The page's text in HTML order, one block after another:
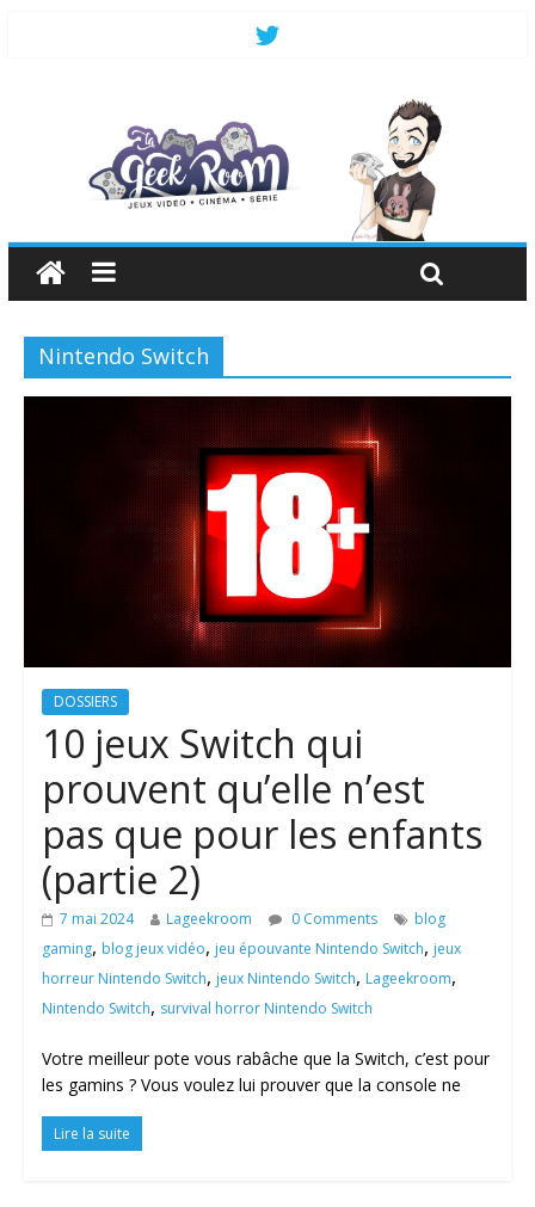
Nintendo Switch
DOSSIERS
10 jeux Switch qui
prouvent qu’elle n’est
pas que pour les enfants
(partie 2)
7 mai 2024 Lageekroom 0 Comments
blog
gaming, blog jeux vidéo, jeu épouvante Nintendo Switch, jeux
horreur Nintendo Switch, jeux Nintendo Switch, Lageekroom,
Nintendo Switch, survival horror Nintendo Switch
Votre meilleur pote vous rabâche que la Switch, c’est pour
les gamins ? Vous voulez lui prouver que la console ne
Lire la suite